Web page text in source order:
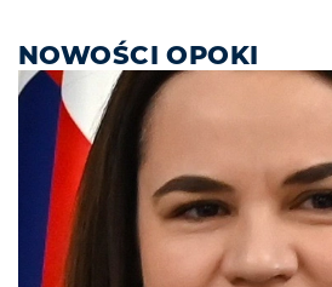
NOWOŚCI OPOKI